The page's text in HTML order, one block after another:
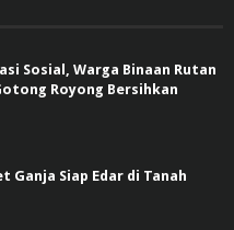
Sosial, Warga Binaan Rutan
Royong Bersihkan
Ganja Siap Edar di Tanah